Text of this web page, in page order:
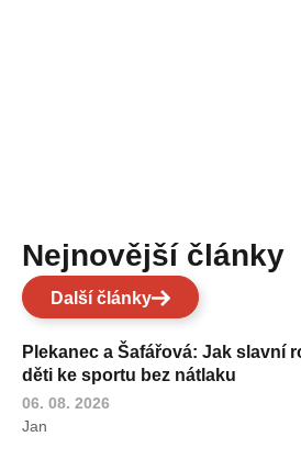
Nejnovější články
Další články
Plekanec a Šafářová: Jak slavní
děti ke sportu bez nátlaku
06. 08. 2026
Jan